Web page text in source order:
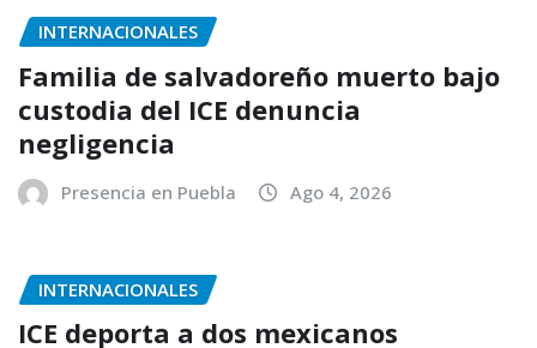
INTERNACIONALES
Familia de salvadoreño muerto bajo
custodia del ICE denuncia
negligencia
Presencia en Puebla Ago 4, 2026
INTERNACIONALES
ICE deporta a dos mexicanos